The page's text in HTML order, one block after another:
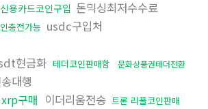
용카드코인구입 돈믹싱최저수수료
충전가능 usdc구입처
현금화 테더코인판매함 문화상품권테더전환
대행
xrp구매 이더리움전송 트론 리플코인판매